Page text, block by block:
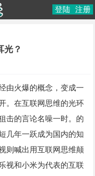
登陆 注册
光？
由火爆的概念，变成一
。在互联网思维的光环
击的言论名噪一时。的
几年一跃成为国内的知
则喊出用互联网思维颠
视和小米为代表的互联